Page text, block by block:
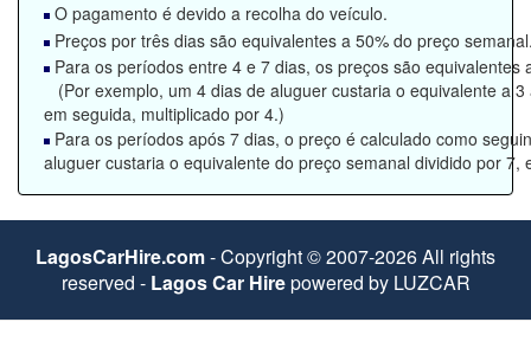
O pagamento é devido a recolha do veículo.
Preços por três dias são equivalentes a 50% do preço
Para os períodos entre 4 e 7 dias, os preços são equivalentes
(Por exemplo, um 4 dias de aluguer custaria o equivalente a
em seguida, multiplicado por 4.)
Para os períodos após 7 dias, o preço é calculado como
aluguer custaria o equivalente do preço semanal dividido por 7,
LagosCarHire.com- Copyright © 2007-2026 All rights
reserved - Lagos Car Hirepowered by LUZCAR